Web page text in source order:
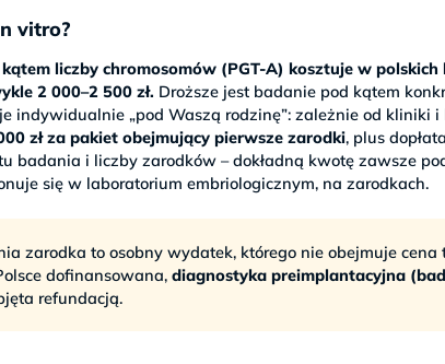
vitro?
liczby chromosomów (PGT-A) kosztuje w polskich
2 000–2 500 zł. Droższe jest badanie pod kątem
indywidualnie „pod Waszą rodzinę”: zależnie od kliniki
zł za pakiet obejmujący pierwsze zarodki, plus
badania i liczby zarodków – dokładną kwotę zawsze
się w laboratorium embriologicznym, na zarodkach.
zarodka to osobny wydatek, którego nie obejmuje cena
dofinansowana,diagnostyka preimplantacyjna
refundacją.